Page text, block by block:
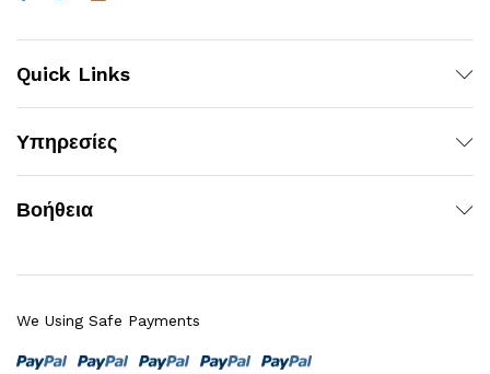
Quick Links
Υπηρεσίες
Βοήθεια
We Using Safe Payments